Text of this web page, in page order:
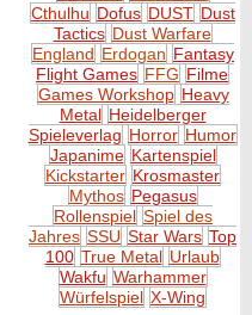
Cthulhu Dofus DUST Dust
Tactics Dust Warfare
England Erdogan Fantasy
Flight Games FFG Filme
Games Workshop Heavy
Metal Heidelberger
Spieleverlag Horror Humor
Japanime Kartenspiel
Kickstarter Krosmaster
Mythos Pegasus
Rollenspiel Spiel des
Jahres SSU Star Wars Top
100 True Metal Urlaub
Wakfu Warhammer
Würfelspiel X-Wing